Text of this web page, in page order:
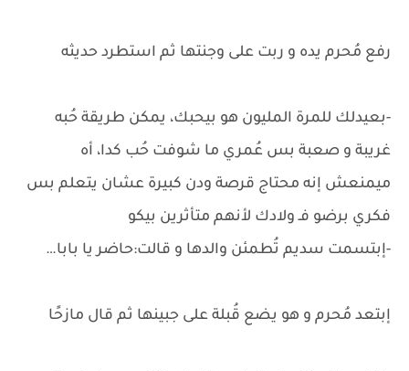
رفع مُحرم يده و ربت على وجنتها ثم استطرد حديثه
-بعيدلك للمرة المليون هو بيحبك، يمكن طريقة حُبه
غريبة و صعبة بس عُمري ما شوفت حُب كدا، أه
ميمنعش إنه محتاج قرصة ودن كبيرة عشان يتعلم بس
فكري برضو فـ ولادك لأنهم متأثرين بيكو
-إبتسمت سديم تُطمئن والدها و قالت:حاضر يا بابا…
إبتعد مُحرم و هو يضع قُبلة على جبينها ثم قال مازحًا